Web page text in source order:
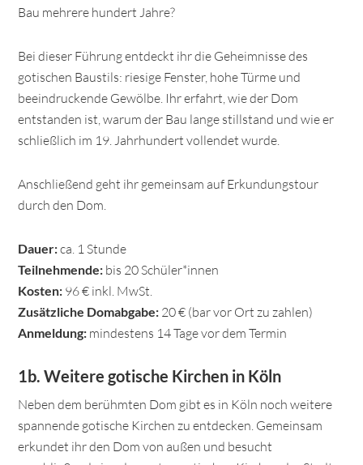
Bau mehrere hundert Jahre?
Bei dieser Führung entdeckt ihr die Geheimnisse des
gotischen Baustils: riesige Fenster, hohe Türme und
beeindruckende Gewölbe. Ihr erfahrt, wie der Dom
entstanden ist, warum der Bau lange stillstand und wie er
schließlich im 19. Jahrhundert vollendet wurde.
Anschließend geht ihr gemeinsam auf Erkundungstour
durch den Dom.
Dauer:ca. 1 Stunde
Teilnehmende: bis 20 Schüler*innen
Kosten: 96 € inkl. MwSt.
Zusätzliche Domabgabe: 20 € (bar vor Ort zu zahlen)
Anmeldung: mindestens 14 Tage vor dem Termin
1b. Weitere gotische Kirchen in Köln
Neben dem berühmten Dom gibt es in Köln noch weitere
spannende gotische Kirchen zu entdecken. Gemeinsam
erkundet ihr den Dom von außen und besucht